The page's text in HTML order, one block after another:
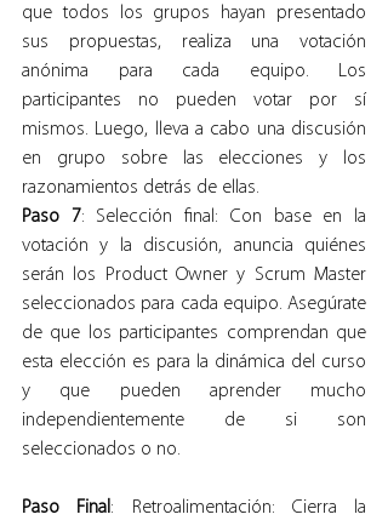
que todos los grupos hayan presentado
sus propuestas, realiza una votación
anónima para cada equipo. Los
participantes no pueden votar por sí
mismos. Luego, lleva a cabo una discusión
en grupo sobre las elecciones y los
razonamientos detrás de ellas.
Paso 7: Selección final: Con base en la
votación y la discusión, anuncia quiénes
serán los Product Owner y Scrum Master
seleccionados para cada equipo. Asegúrate
de que los participantes comprendan que
esta elección es para la dinámica del curso
y que pueden aprender mucho
independientemente de si son
seleccionados o no.
Paso Final: Retroalimentación: Cierra la